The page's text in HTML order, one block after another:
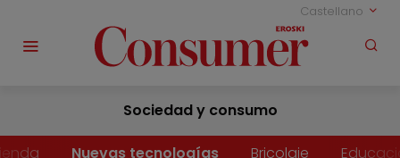
Castellano
Sociedad y consumo
Nuevas tecnologías Bricolaje